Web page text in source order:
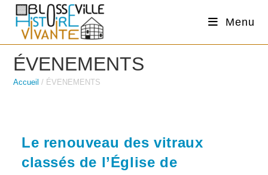
content
Menu
ÉVENEMENTS
Accueil / ÉVENEMENTS
Le renouveau des vitraux
classés de l’Église de